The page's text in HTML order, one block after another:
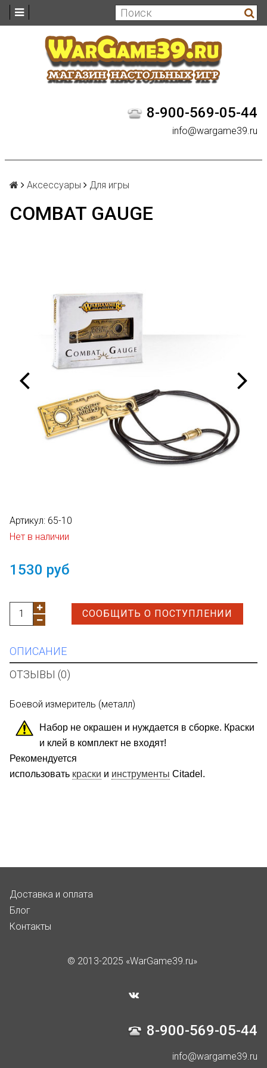
8-900-569-05-44
info@wargame39.ru
Аксессуары Для игры
COMBAT GAUGE
Артикул: 65-10
Нет в наличии
1530 руб
СООБЩИТЬ О ПОСТУПЛЕНИИ
ОПИСАНИЕ
ОТЗЫВЫ (0)
Боевой измеритель (металл)
Набор не окрашен и нуждается в сборке. Краски
и клей в комплект не входят!
Рекомендуется
использовать краски и инструменты Citadel.
Доставка и оплата
Блог
Контакты
© 2013-2025 «WarGame39.ru»
8-900-569-05-44
info@wargame39.ru